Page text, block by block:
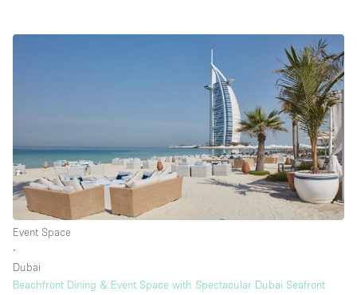
Event Space
∙
Dubai
Beachfront Dining & Event Space with Spectacular Dubai Seafront